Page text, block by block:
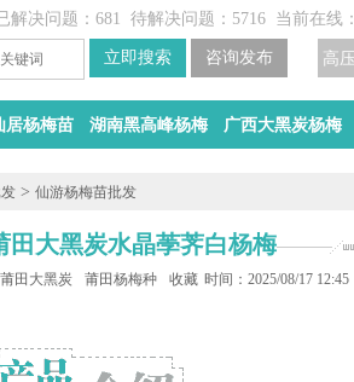
解决问题：681 待解决问题：5716 当前在线
高
居杨梅苗 湖南黑高峰杨梅 广西大黑炭杨梅
> 仙游杨梅苗批发
田大黑炭水晶荸荠白杨梅苗
莆田大黑炭杨梅苗莆田杨梅种植收藏 时间：2025/08/17 12:45